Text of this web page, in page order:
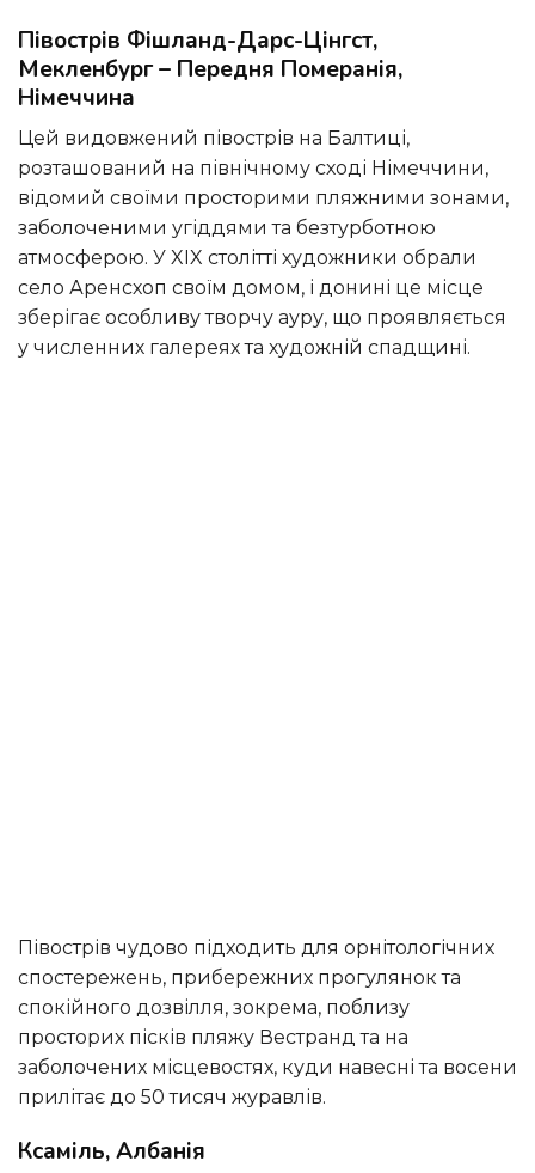
Півострів Фішланд-Дарс-Цінгст,
Мекленбург – Передня Померанія,
Німеччина
Цей видовжений півострів на Балтиці,
розташований на північному сході Німеччини,
відомий своїми просторими пляжними зонами,
заболоченими угіддями та безтурботною
атмосферою. У XIX столітті художники обрали
село Аренсхоп своїм домом, і донині це місце
зберігає особливу творчу ауру, що проявляється
у численних галереях та художній спадщині.
Півострів чудово підходить для орнітологічних
спостережень, прибережних прогулянок та
спокійного дозвілля, зокрема, поблизу
просторих пісків пляжу Вестранд та на
заболочених місцевостях, куди навесні та восени
прилітає до 50 тисяч журавлів.
Ксаміль, Албанія